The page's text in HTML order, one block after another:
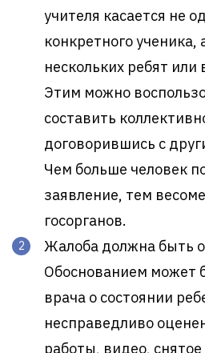
учителя касается не
конкретного ученика,
нескольких ребят или
Этим можно
составить
договорившись с
Чем больше человек
заявление, тем
госорганов.
Жалоба должна быть
Обоснованием может
врача о состоянии
несправедливо
работы, видео,